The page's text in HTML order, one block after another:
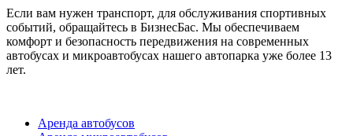
Если вам нужен транспорт, для обслуживания спортивных
событий, обращайтесь в БизнесБас. Мы обеспечиваем
комфорт и безопасность передвижения на современных
автобусах и микроавтобусах нашего автопарка уже более 13
лет.
Аренда автобусов